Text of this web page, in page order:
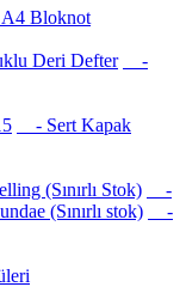
Bloknot
Deri Defter
-
- Sert Kapak
(Sınırlı Stok)
-
(Sınırlı stok)
-